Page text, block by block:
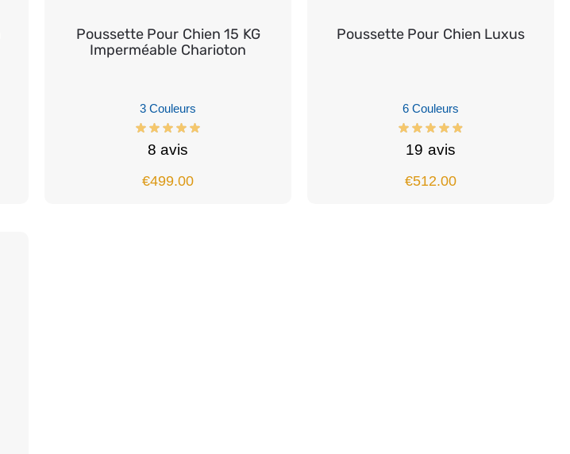
Poussette Pour Chien 15 KG
Imperméable Charioton
3 Couleurs
8 avis
€499.00
Poussette Pour Chien Luxus
6 Couleurs
19 avis
€512.00